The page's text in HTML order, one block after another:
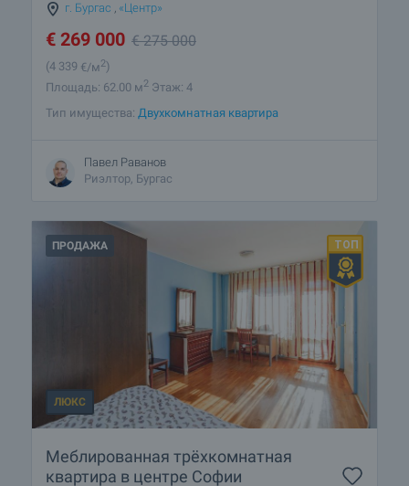
г. Бургас , «Центр»
€ 269 000 €275 000
(4 339 €/м2)
Площадь: 62.00 м2 Этаж: 4
Тип имущества: Двухкомнатная квартира
Павел Раванов
Риэлтор, Бургас
ПРОДАЖА
ЛЮКС
Меблированная трёхкомнатная
квартира в центре Софии